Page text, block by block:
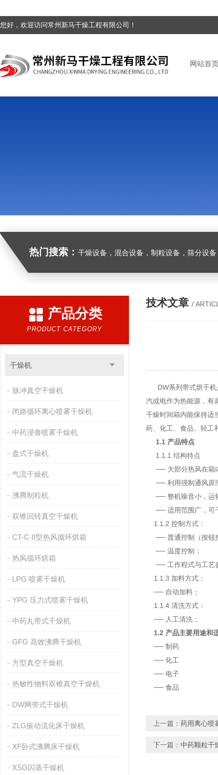
您好，欢迎访问常州新马干燥工程有限公司！
网站首
热门搜索： 干燥设备，混合设备，制粒设备，筛分设
产品分类
PRODUCT CATEGORY
干燥机
脉冲真空干燥机
闭路循环离心喷雾干燥机
中药浸膏喷雾干燥机
盘式干燥机
气流干燥机
沸腾制粒机
双锥回转真空干燥机
CT-C-II型热风循环烘箱
热风循环烘箱
LPG 喷雾干燥机
YPG 压力式喷雾干燥机
中药丸带式干燥机
GFG 高效沸腾干燥机
方型真空干燥机
热敏性物料双锥真空干燥机
DW网带式干燥机
ZLG振动流化床干燥机
XF卧式沸腾床干燥机
XSG闪蒸干燥机
技术文章 /
DW系列带式烘干机
汽或电作为热能源，有
干燥时间箱内能保持适
药、化工、食品、轻工
1.1 产品特点
1.1.1 结构特点
── 大部分热风在箱
── 利用强制通风原
── 整机噪音小，运
── 适用范围广，可
1.1.2 控制方式：
── 普通控制（按钮
── 温度控制；
── 工作程式与工艺
1.1.3 加料方式：
── 自动加料；
1.1.4 清洗方式：
── 人工清洗；
1.2 产品主要用途和
── 制药
── 化工
── 电子
── 食品
上一篇： 药用离心喷
下一篇： 中药颗粒干